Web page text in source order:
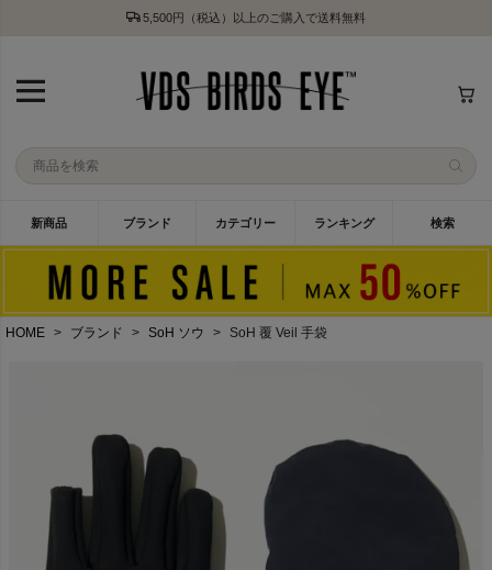
5,500円（税込）以上のご購入で送料無料
新商品 ブランド カテゴリー ランキング 検索
HOME ブランド SoH ソウ SoH 覆 Veil 手袋